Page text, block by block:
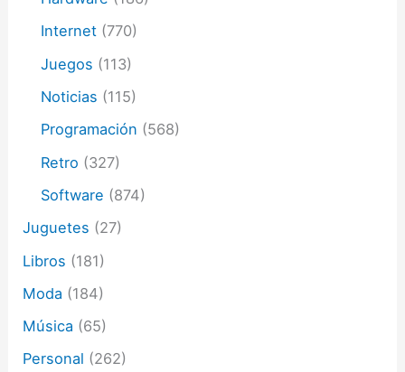
Internet (770)
Juegos (113)
Noticias (115)
Programación (568)
Retro (327)
Software (874)
Juguetes (27)
Libros (181)
Moda (184)
Música (65)
Personal (262)